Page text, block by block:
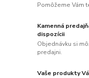
Pomôžeme Vám
Kamenná
dispozícii
Objednávku si
predajni.
Vaše produkty